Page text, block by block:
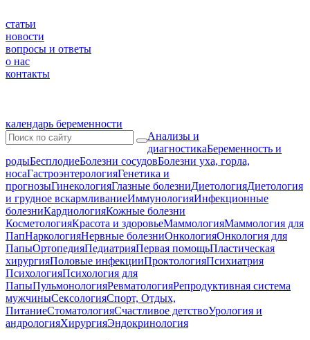
статьи
новости
вопросы и ответы
о нас
контакты
календарь беременности
Анализы и
диагностикаБеременность и
родыБесплодиеБолезни сосудовБолезни уха, горла,
носаГастроэнтерологияГенетика и
прогнозыГинекологияГлазные болезниДиетологияДиетология
и грудное вскармливаниеИммунологияИнфекционные
болезниКардиологияКожные болезни
КосметологияКрасота и здоровьеМаммологияМаммология для
ПапНаркологияНервные болезниОнкологияОнкология для
ПапыОртопедияПедиатрияПервая помощьПластическая
хирургияПоловые инфекцииПроктологияПсихиатрия
ПсихологияПсихология для
ПапыПульмонологияРевматологияРепродуктивная система
мужчиныСексологияСпорт, Отдых,
ПитаниеСтоматологияСчастливое детствоУрология и
андрологияХирургияЭндокринология